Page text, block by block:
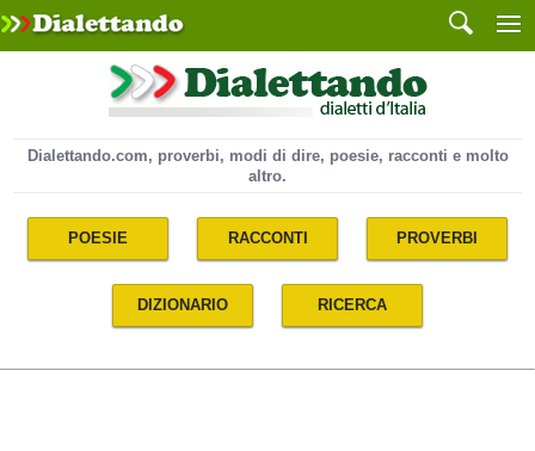
Dialettando.com, proverbi, modi di dire, poesie, racconti e molto
altro.
POESIE RACCONTI PROVERBI
DIZIONARIO RICERCA